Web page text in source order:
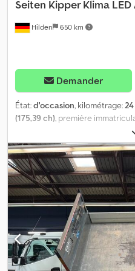
Hilden 650 km
Seiten Kipper Klima LED
Demander
État:d'occasion, kilométrage:
(175,39 ch), première
,
mécanique, classe d'émission:
longueur totale:6 071 mm,
totale:2 340 mm, longueur de
largeur de l’espace de
climatisation, verrouillage
camion à benne basculante
équipé du moteur diesel 3,0
en vente. * Le véhicule est en
Norme Euro 6d * Deuxième
d’entretien disponible) * TVA